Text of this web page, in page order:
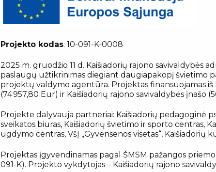
Projekto kodas: 10-091-K-0008
2025 m. gruodžio 11 d. Kaišiadorių rajono savivaldybės
paslaugų užtikrinimas diegiant daugiapakopį švietimo
projektų valdymo agentūra. Projektas finansuojamas
(74 957,80 Eur) ir Kaišiadorių rajono savivaldybės įnašo
Projekte dalyvauja partneriai: Kaišiadorių pedagoginė
sveikatos biuras, Kaišiadorių švietimo ir sporto centras,
ugdymo centras, VšĮ „Gyvensenos visetas“,
Projektas įgyvendinamas pagal ŠMSM pažangos
091-K). Projekto vykdytojas – Kaišiadorių rajono